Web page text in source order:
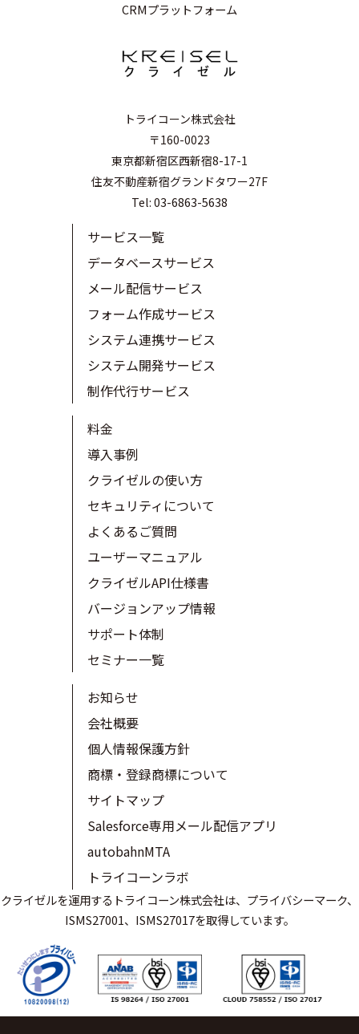
CRMプラットフォーム
トライコーン株式会社
〒160-0023
東京都新宿区西新宿8-17-1
住友不動産新宿グランドタワー27F
Tel: 03-6863-5638
サービス一覧
データベースサービス
メール配信サービス
フォーム作成サービス
システム連携サービス
システム開発サービス
制作代行サービス
料金
導入事例
クライゼルの使い方
セキュリティについて
よくあるご質問
ユーザーマニュアル
クライゼルAPI仕様書
バージョンアップ情報
サポート体制
セミナー一覧
お知らせ
会社概要
個人情報保護方針
商標・登録商標について
サイトマップ
Salesforce専用メール配信アプリ
autobahnMTA
トライコーンラボ
クライゼルを運用するトライコーン株式会社は、プライバシーマーク、
ISMS27001、ISMS27017を取得しています。